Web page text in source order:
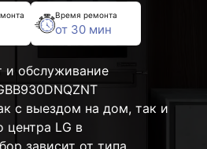
Время ремонта
от 30 мин
и обслуживание
с выездом на дом, так и
центра LG в
зависит от типа